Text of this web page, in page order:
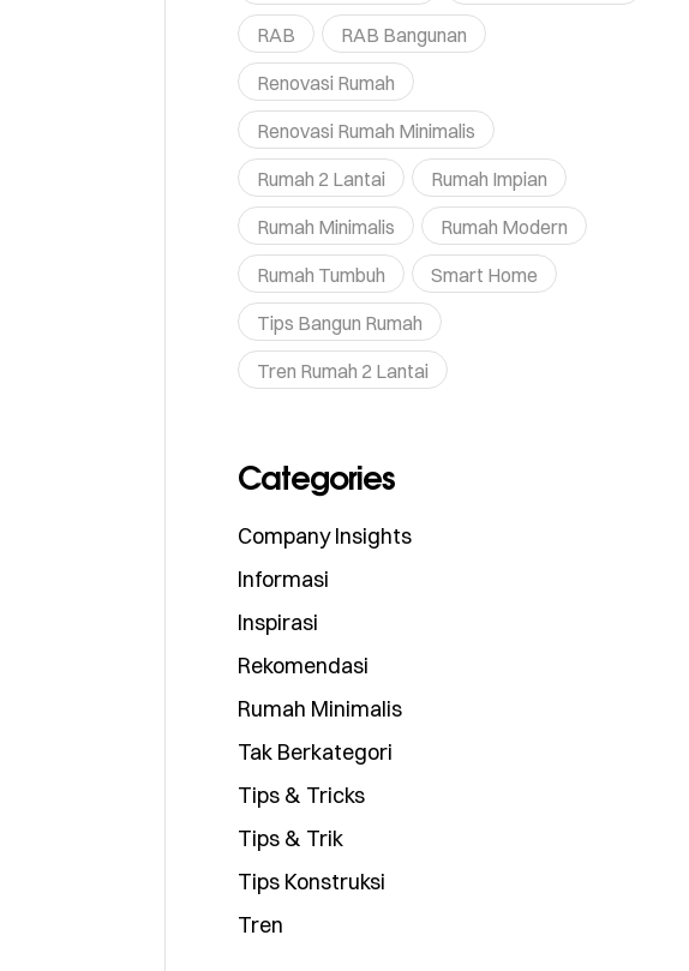
RAB
RAB Bangunan
Renovasi Rumah
Renovasi Rumah Minimalis
Rumah 2 Lantai
Rumah Impian
Rumah Minimalis
Rumah Modern
Rumah Tumbuh
Smart Home
Tips Bangun Rumah
Tren Rumah 2 Lantai
Categories
Company Insights
Informasi
Inspirasi
Rekomendasi
Rumah Minimalis
Tak Berkategori
Tips & Tricks
Tips & Trik
Tips Konstruksi
Tren